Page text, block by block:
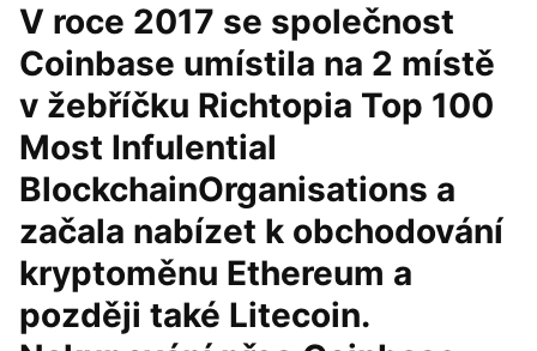
V roce 2017 se společnost
Coinbase umístila na 2 místě
v žebříčku Richtopia Top 100
Most Infulential
BlockchainOrganisations a
začala nabízet k obchodování
kryptoměnu Ethereum a
později také Litecoin.